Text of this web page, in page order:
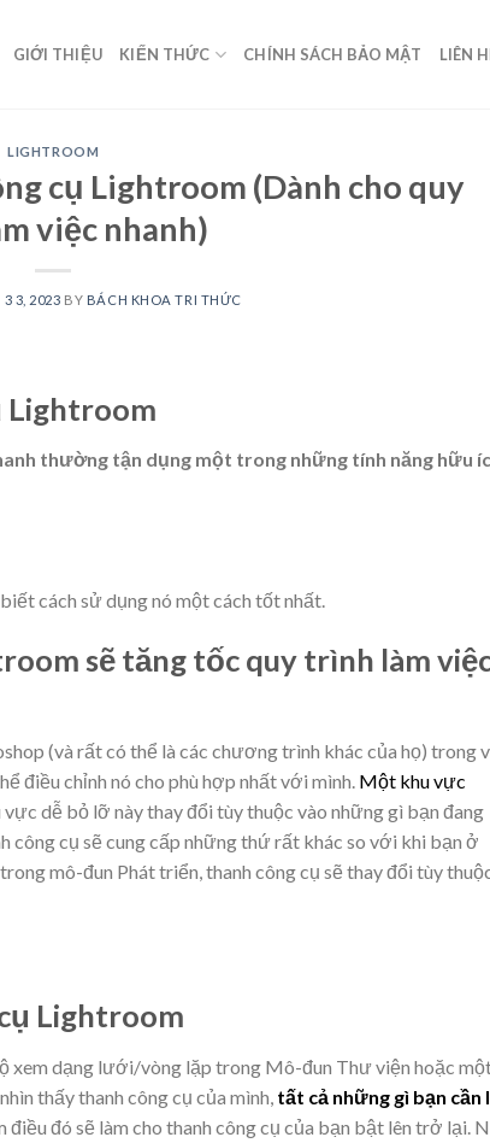
GIỚI THIỆU KIẾN THỨC CHÍNH SÁCH BẢO MẬT LIÊN
LIGHTROOM
cụ Lightroom (Dành cho quy
việc nhanh)
3, 2023 BY BÁCH KHOA TRI THỨC
Lightroom
thường tận dụng một trong những tính năng hữu
cách sử dụng nó một cách tốt nhất.
sẽ tăng tốc quy trình làm
(và rất có thể là các chương trình khác của họ) trong
điều chỉnh nó cho phù hợp nhất với mình. Một khu vực
vực dễ bỏ lỡ này thay đổi tùy thuộc vào những gì bạn đang
công cụ sẽ cung cấp những thứ rất khác so với khi bạn ở
mô-đun Phát triển, thanh công cụ sẽ thay đổi tùy
Lightroom
xem dạng lưới/vòng lặp trong Mô-đun Thư viện hoặc
thấy thanh công cụ của mình, tất cả những gì bạn cần
điều đó sẽ làm cho thanh công cụ của bạn bật lên trở lại.